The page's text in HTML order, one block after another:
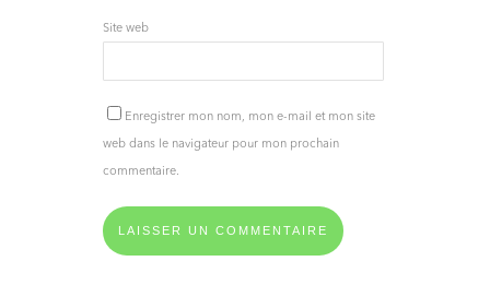
Site web
Enregistrer mon nom, mon e-mail et mon site
web dans le navigateur pour mon prochain
commentaire.